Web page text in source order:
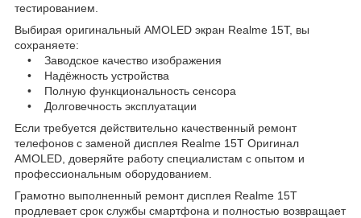
тестированием.
Выбирая оригинальный AMOLED экран Realme 15T, вы
сохраняете:
• Заводское качество изображения
• Надёжность устройства
• Полную функциональность сенсора
• Долговечность эксплуатации
Если требуется действительно качественный ремонт
телефонов с заменой дисплея Realme 15T Оригинал
AMOLED, доверяйте работу специалистам с опытом и
профессиональным оборудованием.
Грамотно выполненный ремонт дисплея Realme 15T
продлевает срок службы смартфона и полностью возвращает